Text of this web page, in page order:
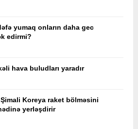
yumaq onların daha gec
edirmi?
hava buludları yaradır
Koreya raket bölməsini
yerləşdirir